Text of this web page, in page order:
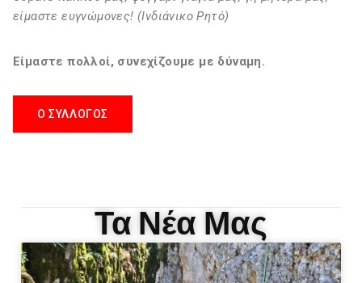
είμαστε ευγνώμονες! (Ινδιάνικο Ρητό)
Είμαστε πολλοί, συνεχίζουμε με δύναμη.
Ο ΣΥΛΛΟΓΟΣ
Τα Νέα Μας